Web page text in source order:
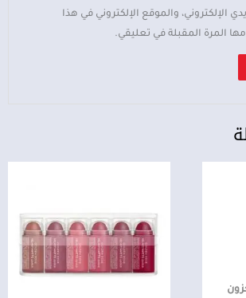
الإلكتروني، والموقع الإلكتروني في هذا
المرة المقبلة في تعليقي.